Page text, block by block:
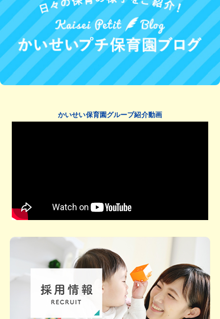
かいせい保育園グループ紹介動画